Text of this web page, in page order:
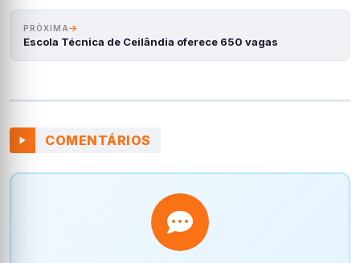
PRÓXIMA
Escola Técnica de Ceilândia oferece 650 vagas
COMENTÁRIOS